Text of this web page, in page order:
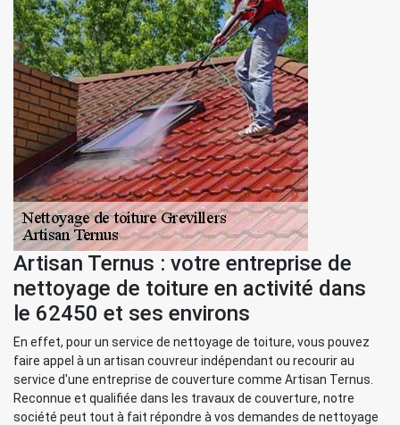
Artisan Ternus : votre entreprise de
nettoyage de toiture en activité dans
le 62450 et ses environs
En effet, pour un service de nettoyage de toiture, vous pouvez
faire appel à un artisan couvreur indépendant ou recourir au
service d'une entreprise de couverture comme Artisan Ternus.
Reconnue et qualifiée dans les travaux de couverture, notre
société peut tout à fait répondre à vos demandes de nettoyage